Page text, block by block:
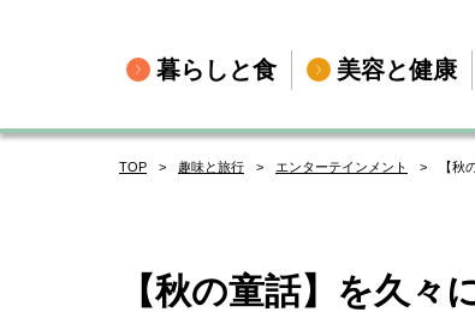
暮らしと食 美容と健康
TOP 趣味と旅行 エンターテインメント 【秋
【秋の童話】を久々